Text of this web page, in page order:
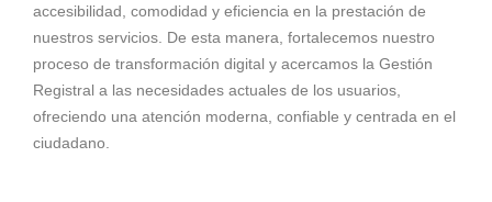
accesibilidad, comodidad y eficiencia en la prestación de
nuestros servicios. De esta manera, fortalecemos nuestro
proceso de transformación digital y acercamos la Gestión
Registral a las necesidades actuales de los usuarios,
ofreciendo una atención moderna, confiable y centrada en el
ciudadano.